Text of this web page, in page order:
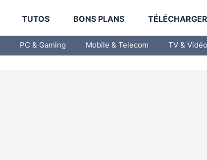
TUTOS BONS PLANS
PC & Gaming Mobile & Telecom TV & Vidéo